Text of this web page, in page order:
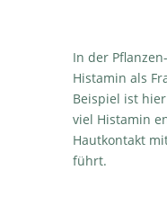
In der
Histamin als
Beispiel ist
viel Histamin
Hautkontakt
führt.